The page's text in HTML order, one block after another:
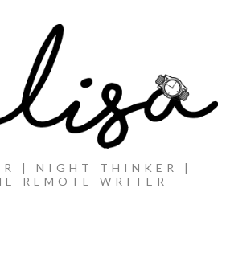
| NIGHT THINKER |
REMOTE WRITER